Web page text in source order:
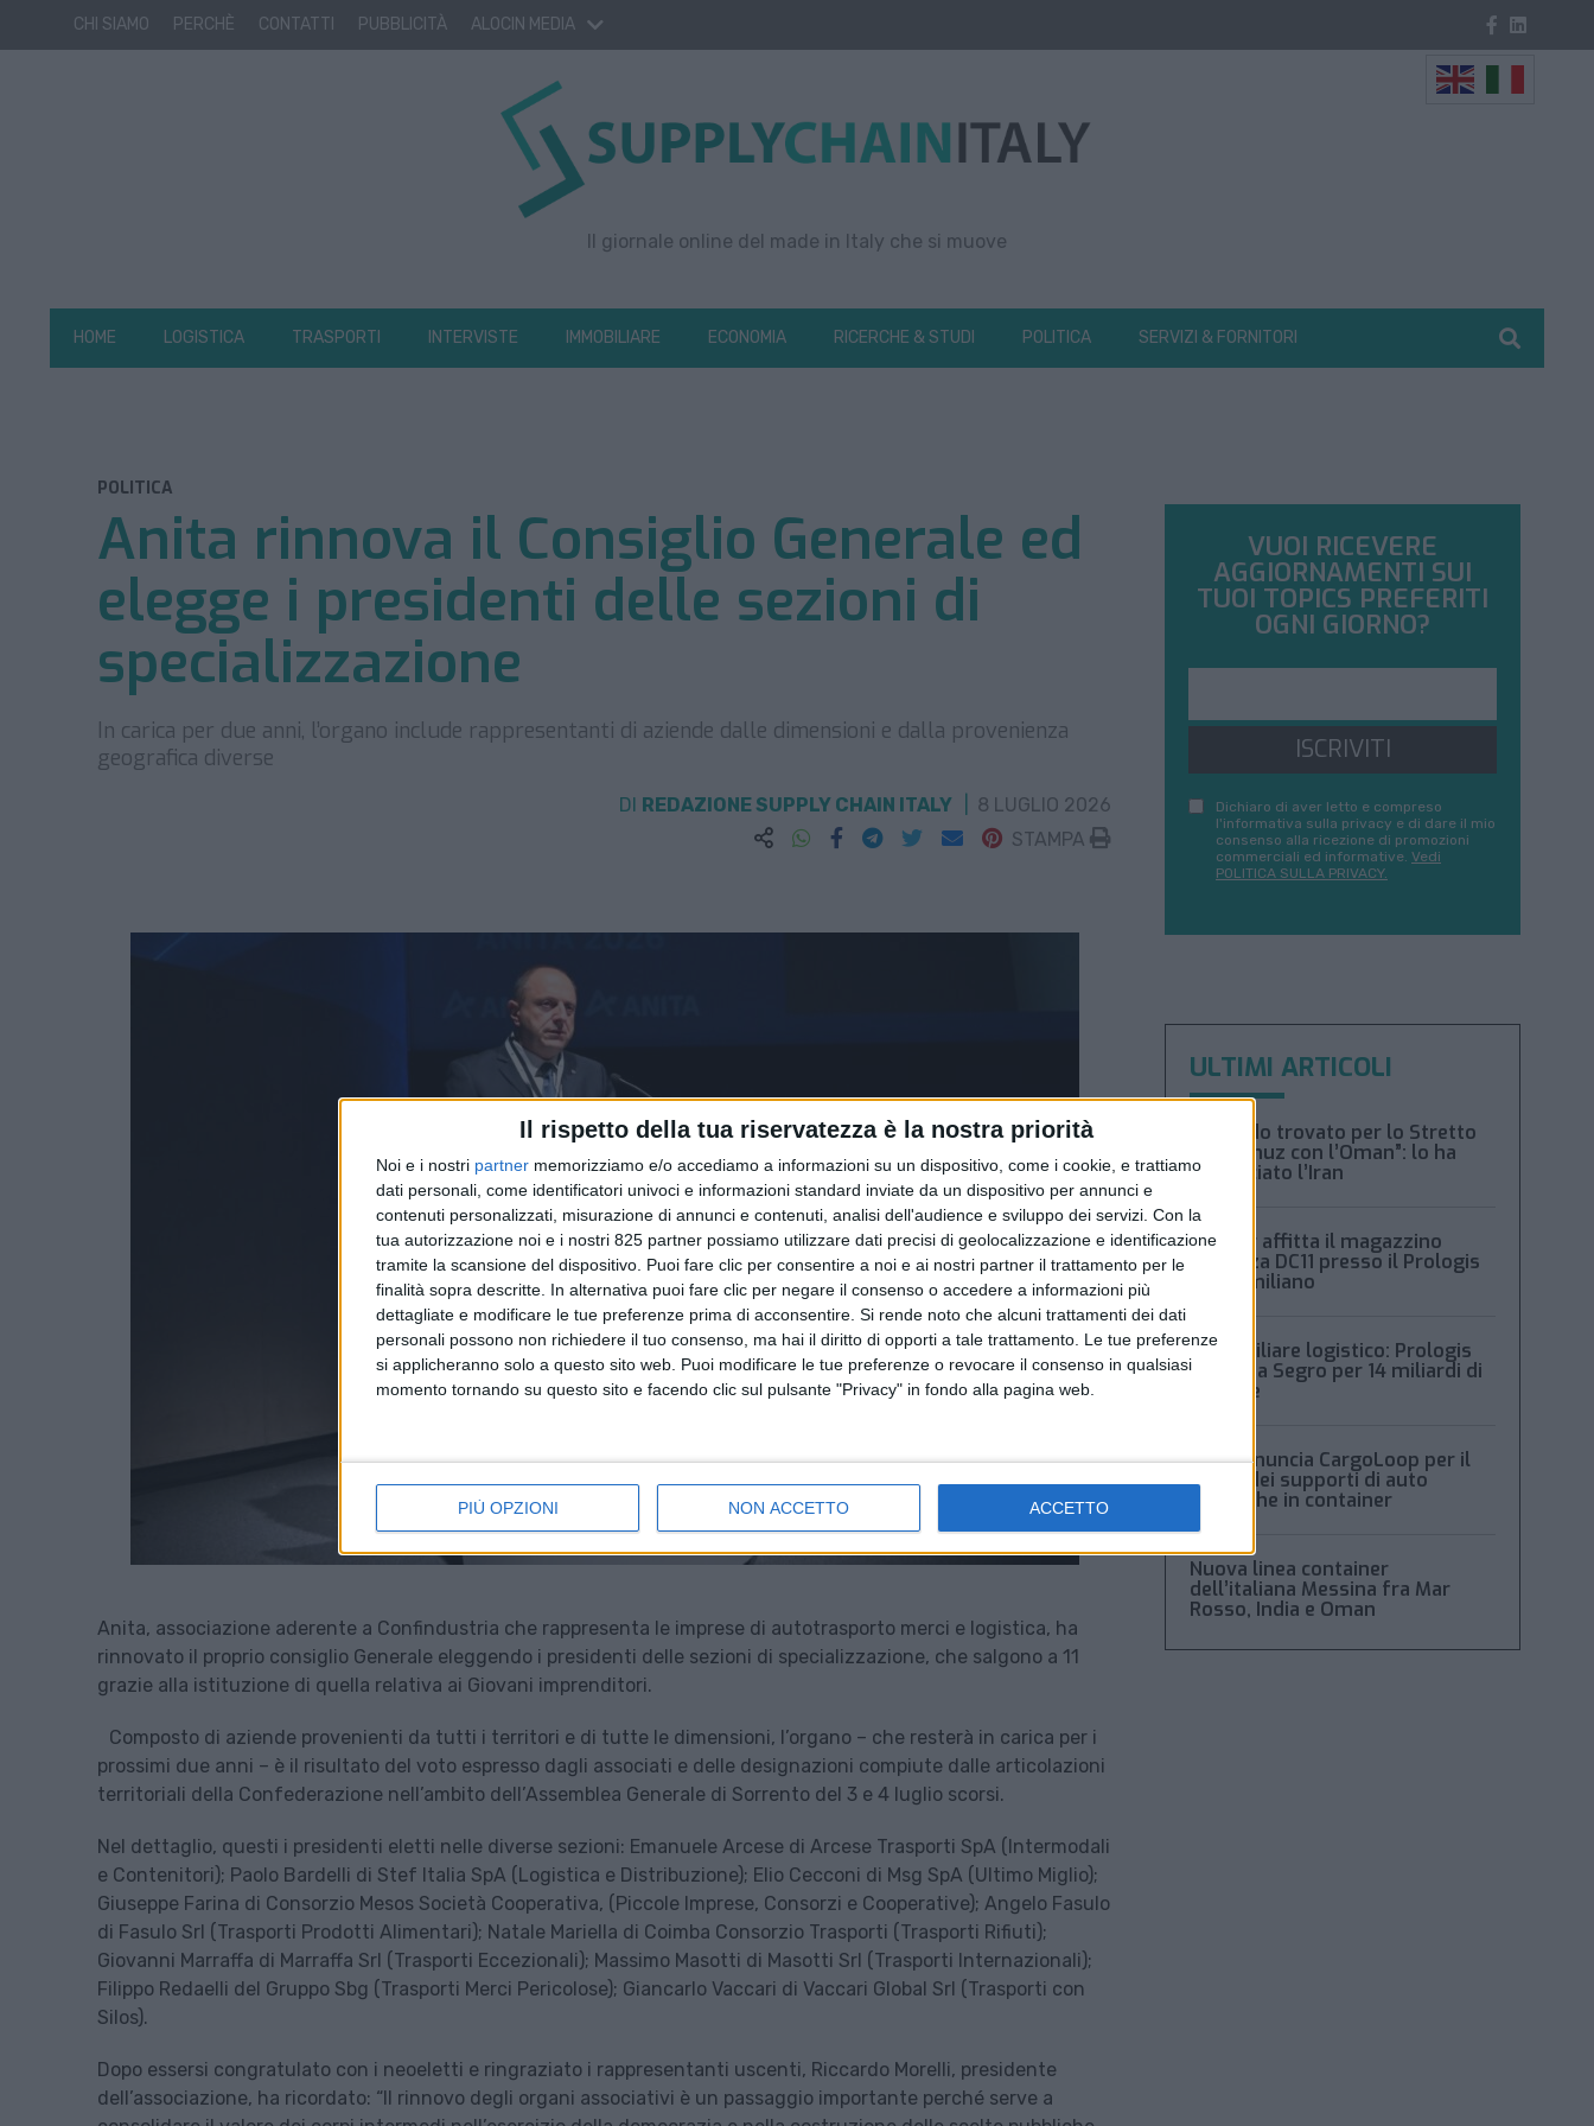
Il rispetto della tua riservatezza è la nostra priorità
Noi e i nostri partner memorizziamo e/o accediamo a informazioni su un dispositivo, come i cookie, e trattiamo
dati personali, come identificatori univoci e informazioni standard inviate da un dispositivo per annunci e
contenuti personalizzati, misurazione di annunci e contenuti, analisi dell'audience e sviluppo dei servizi. Con la
tua autorizzazione noi e i nostri 825 partner possiamo utilizzare dati precisi di geolocalizzazione e identificazione
tramite la scansione del dispositivo. Puoi fare clic per consentire a noi e ai nostri partner il trattamento per le
finalità sopra descritte. In alternativa puoi fare clic per negare il consenso o accedere a informazioni più
dettagliate e modificare le tue preferenze prima di acconsentire. Si rende noto che alcuni trattamenti dei dati
personali possono non richiedere il tuo consenso, ma hai il diritto di opporti a tale trattamento. Le tue preferenze
si applicheranno solo a questo sito web. Puoi modificare le tue preferenze o revocare il consenso in qualsiasi
momento tornando su questo sito e facendo clic sul pulsante "Privacy" in fondo alla pagina web.
PIÙ OPZIONI NON ACCETTO ACCETTO
CHI SIAMO PERCHÈ CONTATTI PUBBLICITÀ ALOCIN MEDIA
Il giornale online del made in Italy che si muove
HOME LOGISTICA TRASPORTI INTERVISTE IMMOBILIARE ECONOMIA RICERCHE & STUDI POLITICA SERVIZI & FORNITORI
POLITICA
Anita rinnova il Consiglio Generale ed
elegge i presidenti delle sezioni di
specializzazione
In carica per due anni, l’organo include rappresentanti di aziende dalle dimensioni e dalla provenienza
geografica diverse
DI REDAZIONE SUPPLY CHAIN ITALY
8 LUGLIO 2026
STAMPA
Anita, associazione aderente a Confindustria che rappresenta le imprese di autotrasporto merci e logistica, ha
rinnovato il proprio consiglio Generale eleggendo i presidenti delle sezioni di specializzazione, che salgono a 11
grazie alla istituzione di quella relativa ai Giovani imprenditori.
Composto di aziende provenienti da tutti i territori e di tutte le dimensioni, l’organo – che resterà in carica per i
prossimi due anni – è il risultato del voto espresso dagli associati e delle designazioni compiute dalle articolazioni
territoriali della Confederazione nell’ambito dell’Assemblea Generale di Sorrento del 3 e 4 luglio scorsi.
Nel dettaglio, questi i presidenti eletti nelle diverse sezioni: Emanuele Arcese di Arcese Trasporti SpA (Intermodali
e Contenitori); Paolo Bardelli di Stef Italia SpA (Logistica e Distribuzione); Elio Cecconi di Msg SpA (Ultimo Miglio);
Giuseppe Farina di Consorzio Mesos Società Cooperativa, (Piccole Imprese, Consorzi e Cooperative); Angelo Fasulo
di Fasulo Srl (Trasporti Prodotti Alimentari); Natale Mariella di Coimba Consorzio Trasporti (Trasporti Rifiuti);
Giovanni Marraffa di Marraffa Srl (Trasporti Eccezionali); Massimo Masotti di Masotti Srl (Trasporti Internazionali);
Filippo Redaelli del Gruppo Sbg (Trasporti Merci Pericolose); Giancarlo Vaccari di Vaccari Global Srl (Trasporti con
Silos).
Dopo essersi congratulato con i neoeletti e ringraziato i rappresentanti uscenti, Riccardo Morelli, presidente
dell’associazione, ha ricordato: “Il rinnovo degli organi associativi è un passaggio importante perché serve a
VUOI RICEVERE
AGGIORNAMENTI SUI
TUOI TOPICS PREFERITI
OGNI GIORNO?
ISCRIVITI
Dichiaro di aver letto e compreso
l'informativa sulla privacy e di dare il mio
consenso alla ricezione di promozioni
commerciali ed informative. Vedi
POLITICA SULLA PRIVACY.
ULTIMI ARTICOLI
“Accordo trovato per lo Stretto
di Hormuz con l’Oman”: lo ha
annunciato l’Iran
Condor affitta il magazzino
Piacenza DC11 presso il Prologis
Park emiliano
Immobiliare logistico: Prologis
acquista Segro per 14 miliardi di
sterline
Msc denuncia CargoLoop per il
crollo dei supporti di auto
elettriche in container
Nuova linea container
dell’italiana Messina fra Mar
Rosso, India e Oman